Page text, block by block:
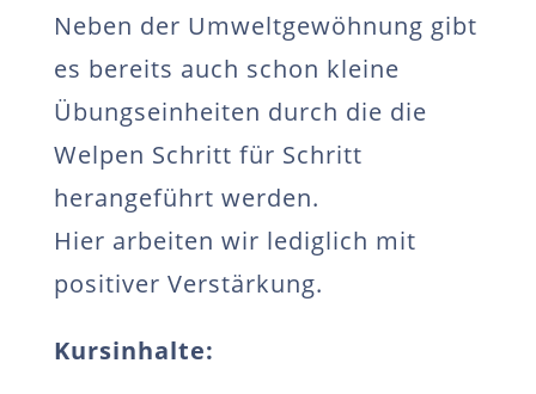
Neben der Umweltgewöhnung gibt
es bereits auch schon kleine
Übungseinheiten durch die die
Welpen Schritt für Schritt
herangeführt werden.
Hier arbeiten wir lediglich mit
positiver Verstärkung.
Kursinhalte: